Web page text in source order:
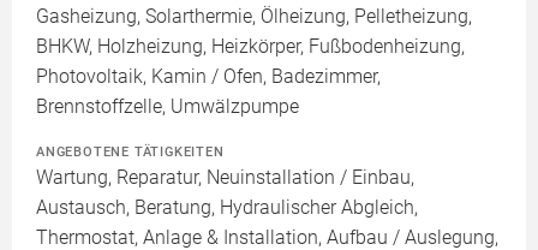
Gasheizung, Solarthermie, Ölheizung, Pelletheizung,
BHKW, Holzheizung, Heizkörper, Fußbodenheizung,
Photovoltaik, Kamin / Ofen, Badezimmer,
Brennstoffzelle, Umwälzpumpe
ANGEBOTENE TÄTIGKEITEN
Wartung, Reparatur, Neuinstallation / Einbau,
Austausch, Beratung, Hydraulischer Abgleich,
Thermostat, Anlage & Installation, Aufbau / Auslegung,